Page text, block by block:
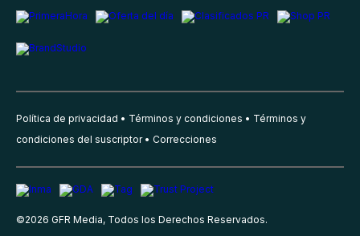
Política de privacidad Términos y condiciones
Términos y
condiciones del suscriptor
Correcciones
©2026 GFR Media, Todos los Derechos Reservados.